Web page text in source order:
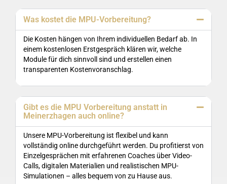
Was kostet die MPU-Vorbereitung?
Die Kosten hängen von Ihrem individuellen Bedarf ab. In
einem kostenlosen Erstgespräch klären wir, welche
Module für dich sinnvoll sind und erstellen einen
transparenten Kostenvoranschlag.
Gibt es die MPU Vorbereitung anstatt in
Meinerzhagen auch online?
Unsere MPU-Vorbereitung ist flexibel und kann
vollständig online durchgeführt werden. Du profitierst von
Einzelgesprächen mit erfahrenen Coaches über Video-
Calls, digitalen Materialien und realistischen MPU-
Simulationen – alles bequem von zu Hause aus.